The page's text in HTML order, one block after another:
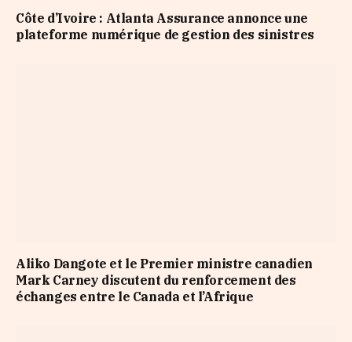
Côte d’Ivoire : Atlanta Assurance annonce une
plateforme numérique de gestion des sinistres
Aliko Dangote et le Premier ministre canadien
Mark Carney discutent du renforcement des
échanges entre le Canada et l’Afrique